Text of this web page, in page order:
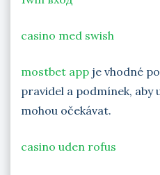
casino med swish
mostbet app je vhodné
pravidel a podmínek, aby
mohou očekávat.
casino uden rofus